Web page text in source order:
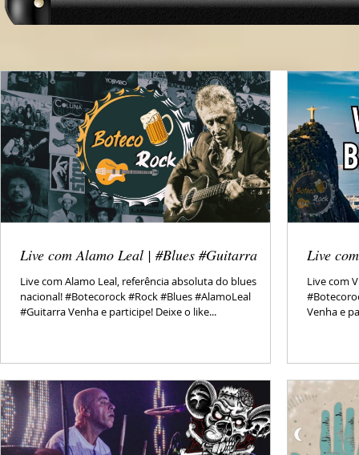
Live com Alamo Leal | #Blues #Guitarra
Live com Alamo Leal, referência absoluta do blues
nacional! #Botecorock #Rock #Blues #AlamoLeal
#Guitarra Venha e participe! Deixe o like...
Live
Live com
Venha e